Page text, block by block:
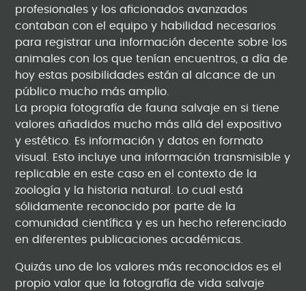
profesionales y los aficionados avanzados
contaban con el equipo y habilidad necesarios
para registrar una información decente sobre los
animales con los que tenían encuentros, a día de
hoy estas posibilidades están al alcance de un
público mucho más amplio.
La propia fotografía de fauna salvaje en si tiene
valores añadidos mucho más allá del expositivo
y estético. Es información y datos en formato
visual. Esto incluye una información transmisible y
replicable en este caso en el contexto de la
zoología y la historia natural. Lo cual está
sólidamente reconocido por parte de la
comunidad científica y es un hecho referenciado
en diferentes publicaciones académicas.
Quizás uno de los valores más reconocidos es el
propio valor que la fotografía de vida salvaje